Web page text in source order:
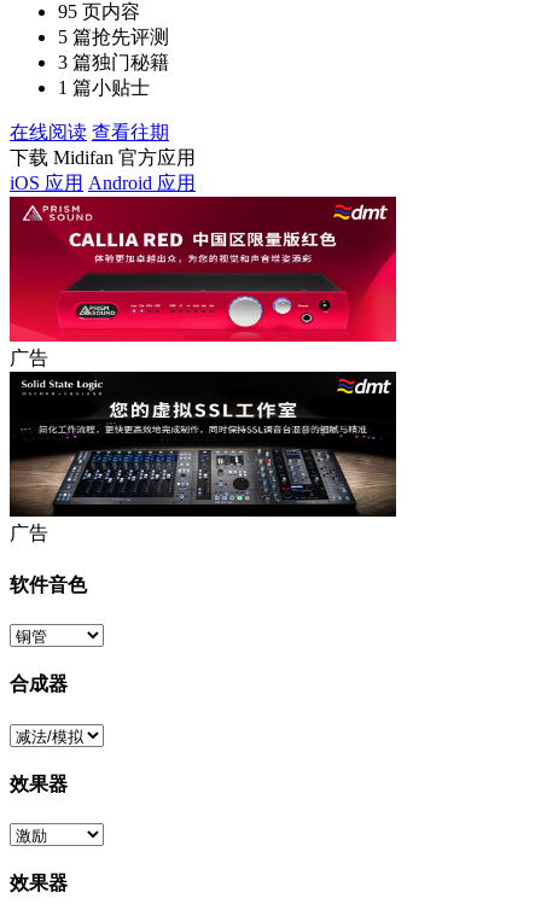
95 页内容
5 篇抢先评测
3 篇独门秘籍
1 篇小贴士
在线阅读 查看往期
下载 Midifan 官方应用
iOS 应用 Android 应用
广告
广告
软件音色
合成器
效果器
效果器